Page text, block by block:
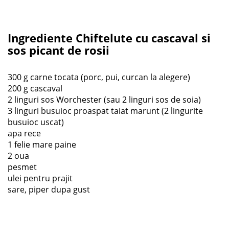
Ingrediente Chiftelute cu cascaval si
sos picant de rosii
300 g carne tocata (porc, pui, curcan la alegere)
200 g cascaval
2 linguri sos Worchester (sau 2 linguri sos de soia)
3 linguri busuioc proaspat taiat marunt (2 lingurite
busuioc uscat)
apa rece
1 felie mare paine
2 oua
pesmet
ulei pentru prajit
sare, piper dupa gust